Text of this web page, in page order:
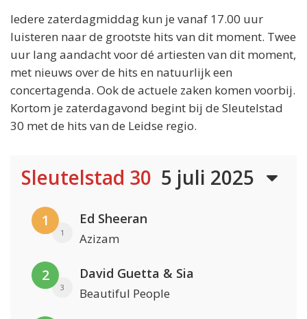
Iedere zaterdagmiddag kun je vanaf 17.00 uur
luisteren naar de grootste hits van dit moment. Twee
uur lang aandacht voor dé artiesten van dit moment,
met nieuws over de hits en natuurlijk een
concertagenda. Ook de actuele zaken komen voorbij.
Kortom je zaterdagavond begint bij de Sleutelstad
30 met de hits van de Leidse regio.
Sleutelstad 30 5 juli 2025
1
1
Ed Sheeran
Azizam
2
3
David Guetta & Sia
Beautiful People